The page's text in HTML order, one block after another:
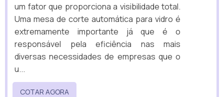
um fator que proporciona a visibilidade total.
Uma mesa de corte automática para vidro é
extremamente importante já que é o
responsável pela eficiência nas mais
diversas necessidades de empresas que o
u...
COTAR AGORA